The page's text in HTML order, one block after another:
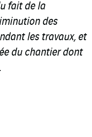
fait de la
des
les travaux, et
du chantier dont
.